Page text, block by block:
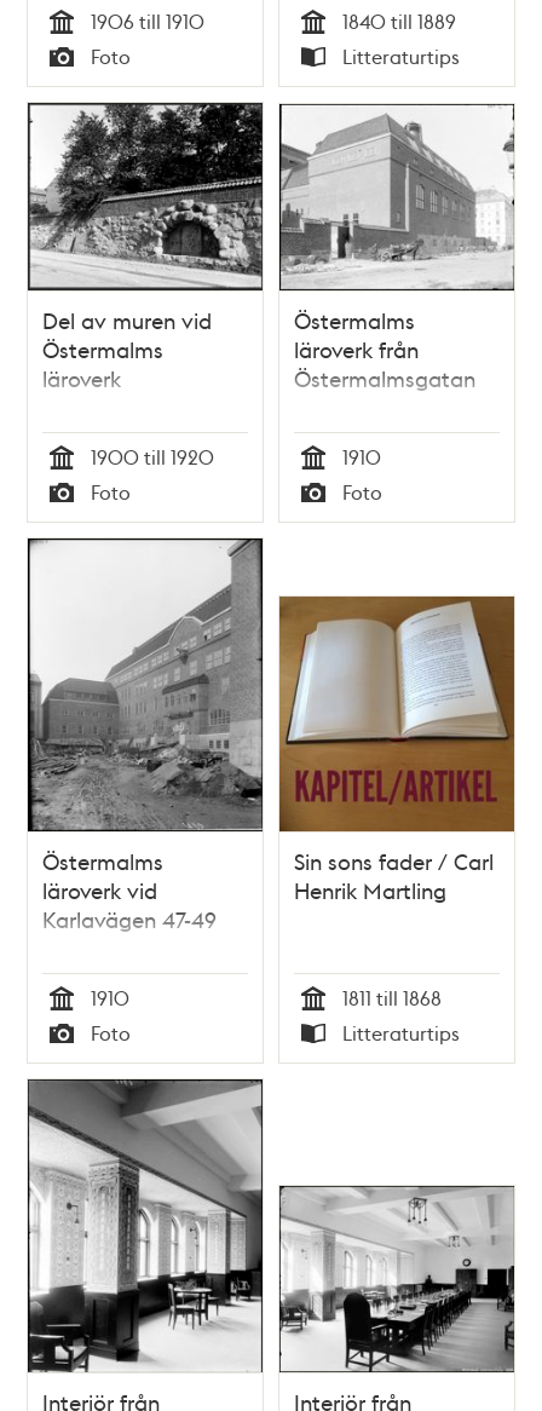
Tid
1906 till 1910
Typ
Foto Tid
1840 till 1889
Typ
Litteraturtips
Del av muren vid
Östermalms
läroverk
Tid
1900 till 1920
Typ
Foto
Östermalms
läroverk från
Östermalmsgatan
Tid
1910
Typ
Foto
Östermalms
läroverk vid
Karlavägen 47-49
Tid
1910
Typ
Foto
Sin sons fader / Carl
Henrik Martling
Tid
1811 till 1868
Typ
Litteraturtips
Interiör från Interiör från